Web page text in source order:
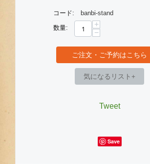
コード:
banbi-stand
数量:
+
−
ご注文・ご予約はこちら
気になるリスト+
Tweet
Save